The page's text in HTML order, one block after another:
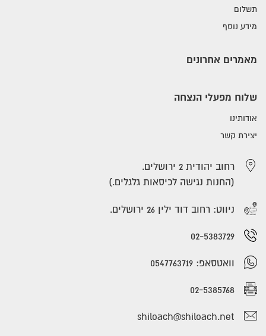
תשלום
מידע נוסף
מאמרים אחרונים
שלוח מפעלי הנצחה
אודותינו
יצירת קשר
רחוב יהודית 2 ירושלים.
(החנות נגישה לכיסאות גלגלים.)
ניווט: רחוב דוד ילין 26 ירושלים.
02-5383729
וואטסאפ: 0547763719
02-5385768
shiloach@shiloach.net